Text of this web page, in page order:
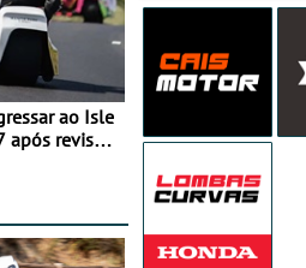
ao Isle
após revisão